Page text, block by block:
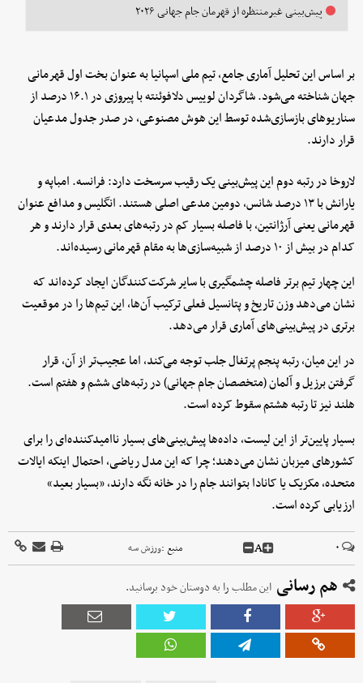
پیش‌بینی غیرمنتظره از قهرمان جام جهانی ۲۰۲۶
بر اساس این تحلیل آماری جامع، تیم ملی اسپانیا به عنوان بخت اول قهرمانی
جهان شناخته می‌شود. شاگردان لوییس دلافوئنته با پیروزی در ۱۶.۱ درصد از
سناریوهای بازسازی‌شده توسط این هوش مصنوعی، در صدر جدول مدعیان
قرار دارند.
لاروخا در رتبه دوم این پیش‌بینی یک رقیب سرسخت دارد: فرانسه. امباپه و
یارانش با ۱۳ درصد شانس، دومین مدعی اصلی هستند. انگلیس و مدافع عنوان
قهرمانی یعنی آرژانتین، با فاصله بسیار کم در رتبه‌های بعدی قرار دارند و هر
کدام در بیش از ۱۰ درصد از شبیه‌سازی‌ها به مقام قهرمانی رسیده‌اند.
این چهار تیم برتر فاصله چشمگیری با سایر شرکت‌کنندگان ایجاد کرده‌اند که
نشان می‌دهد وزن تاریخ و پتانسیل فعلی ترکیب آن‌ها، این تیم‌ها را در موقعیت
برتری در پیش‌بینی‌های آماری قرار می‌دهد.
در این میان، رتبه پنجم پرتغال جلب توجه می‌کند، اما عجیب‌تر از آن، قرار
گرفتن برزیل و آلمان (متخصصان جام جهانی) در رتبه‌های ششم و هفتم است.
هلند نیز تا رتبه هشتم سقوط کرده است.
بسیار پایین‌تر از این لیست، داده‌ها پیش‌بینی‌های بسیار ناامیدکننده‌ای را برای
کشورهای میزبان نشان می‌دهند؛ چرا که این مدل ریاضی، احتمال اینکه ایالات
متحده، مکزیک یا کانادا بتوانند جام را در خانه نگه دارند، «بسیار بعید»
ارزیابی کرده است.
۰ A منبع :ورزش سه
هم رسانی این مطلب را به دوستان خود برسانید.